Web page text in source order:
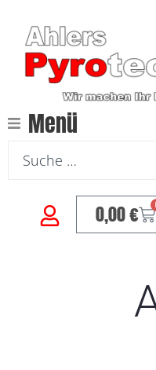
Menü
0,00€